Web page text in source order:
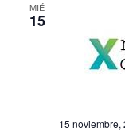
MIÉ
15
15 noviembre,